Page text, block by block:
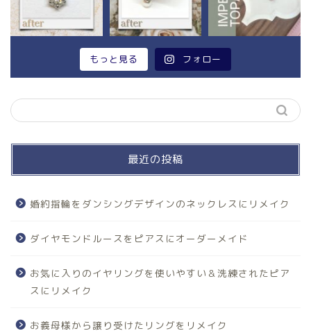
もっと見る フォロー
最近の投稿
婚約指輪をダンシングデザインのネックレスにリメイク
ダイヤモンドルースをピアスにオーダーメイド
お気に入りのイヤリングを使いやすい＆洗練されたピア
スにリメイク
お義母様から譲り受けたリングをリメイク